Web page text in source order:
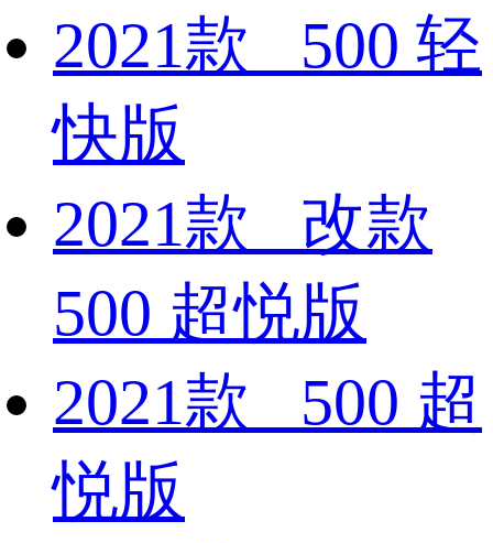
2021款 500 轻
快版
2021款 改款
500 超悦版
2021款 500 超
悦版